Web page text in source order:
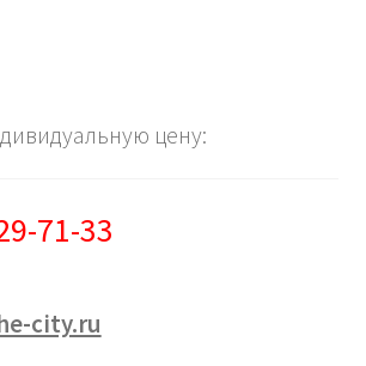
цену:
71-33
city.ru